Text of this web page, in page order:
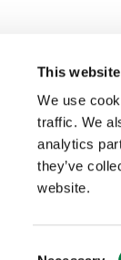
This
We use
traffic. We
analytics
they’ve
website.